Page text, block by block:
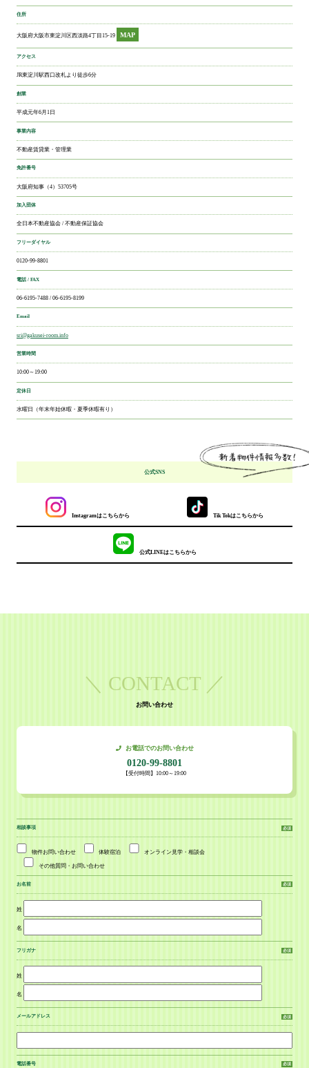
住所
大阪府大阪市東淀川区西淡路4丁目15-19 MAP
アクセス
JR東淀川駅西口改札より徒歩6分
創業
平成元年6月1日
事業内容
不動産賃貸業・管理業
免許番号
大阪府知事（4）53705号
加入団体
全日本不動産協会 / 不動産保証協会
フリーダイヤル
0120-99-8801
電話 / FAX
06-6195-7488 / 06-6195-8199
Email
sri@gakusei-room.info
営業時間
10:00～19:00
定休日
水曜日（年末年始休暇・夏季休暇有り）
公式SNS
Instagramはこちらから Tik Tokはこちらから
公式LINEはこちらから
＼ CONTACT ／
お問い合わせ
お電話でのお問い合わせ
0120-99-8801
【受付時間】10:00～19:00
相談事項 必須
物件お問い合わせ 体験宿泊 オンライン見学・相談会
その他質問・お問い合わせ
お名前 必須
姓
名
フリガナ 必須
姓
名
メールアドレス 必須
電話番号 必須